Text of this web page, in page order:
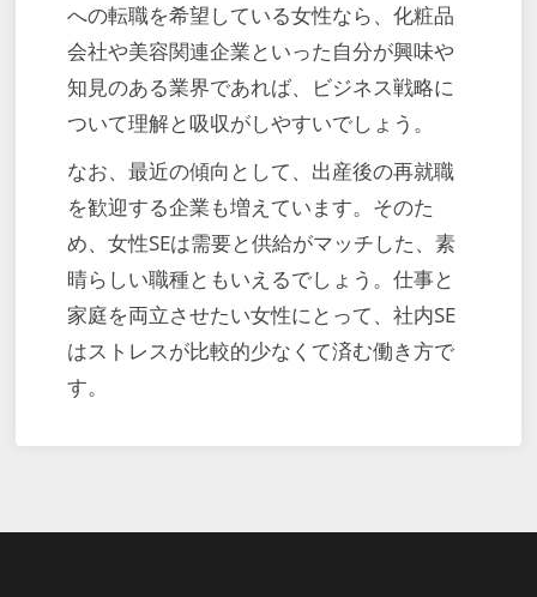
への転職を希望している女性なら、化粧品
会社や美容関連企業といった自分が興味や
知見のある業界であれば、ビジネス戦略に
ついて理解と吸収がしやすいでしょう。
なお、最近の傾向として、出産後の再就職
を歓迎する企業も増えています。そのた
め、女性SEは需要と供給がマッチした、素
晴らしい職種ともいえるでしょう。仕事と
家庭を両立させたい女性にとって、社内SE
はストレスが比較的少なくて済む働き方で
す。